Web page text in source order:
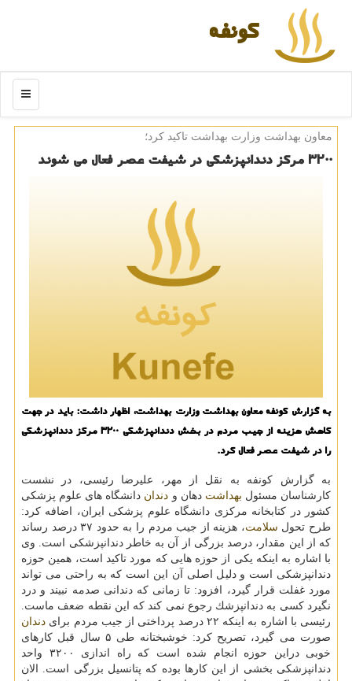
كونفه
منو
معاون بهداشت وزارت بهداشت تاكید كرد؛
۳۲۰۰ مركز دندانپزشكی در شیفت عصر فعال می شوند
به گزارش كونفه معاون بهداشت وزارت بهداشت، اظهار داشت: باید در جهت
كاهش هزینه از جیب مردم در بخش دندانپزشكی ۳۲۰۰ مركز دندانپزشكی
را در شیفت عصر فعال كرد.
به گزارش كونفه به نقل از مهر، علیرضا رئیسی، در نشست
كارشناسان مسئول بهداشت دهان و دندان دانشگاه های علوم پزشكی
كشور در كتابخانه مركزی دانشگاه علوم پزشكی ایران، اضافه كرد:
طرح تحول سلامت
، هزینه از جیب مردم را به حدود ۳۷ درصد رساند
كه از این مقدار، درصد بزرگی از آن به خاطر دندانپزشكی است. وی
با اشاره به اینكه یكی از حوزه هایی كه مورد تاكید است، همین حوزه
دندانپزشكی است و دلیل اصلی آن این است كه به راحتی می تواند
مورد غفلت قرار گیرد، افزود: تا زمانی كه دندانی صدمه نبیند و درد
نگیرد كسی به دندانپزشك رجوع نمی كند كه این نقطه ضعف ماست.
رئیسی با اشاره به اینكه ۲۲ درصد پرداختی از جیب مردم برای
دندان
صورت می گیرد، تصریح كرد: خوشبختانه طی ۵ سال قبل كارهای
خوبی دراین حوزه انجام شده است كه راه اندازی ۳۲۰۰ واحد
دندانپزشكی بخشی از این كارها بوده كه پتانسیل بزرگی است. الان